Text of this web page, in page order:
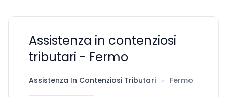
Assistenza in contenziosi
tributari - Fermo
Assistenza In Contenziosi Tributari Fermo